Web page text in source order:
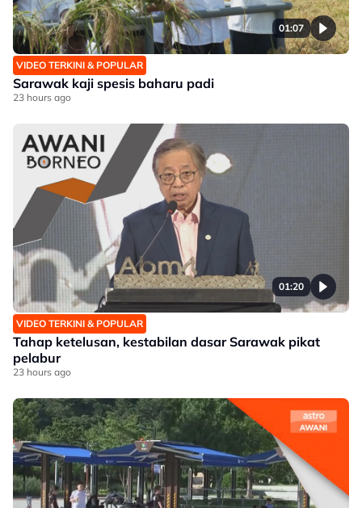
01:07
VIDEO TERKINI & POPULAR
Sarawak kaji spesis baharu padi
23 hours ago
01:20
VIDEO TERKINI & POPULAR
Tahap ketelusan, kestabilan dasar Sarawak pikat
pelabur
23 hours ago